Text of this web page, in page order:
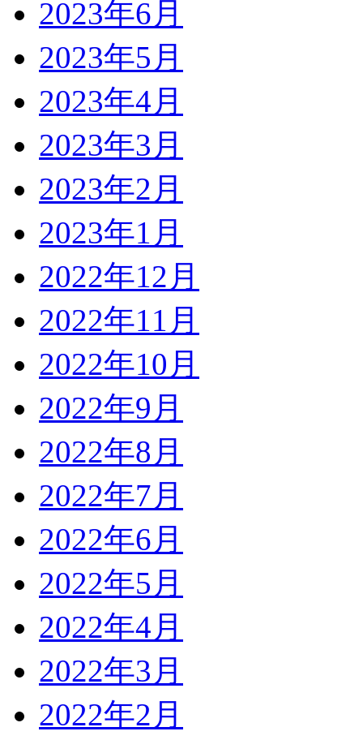
2023年6月
2023年5月
2023年4月
2023年3月
2023年2月
2023年1月
2022年12月
2022年11月
2022年10月
2022年9月
2022年8月
2022年7月
2022年6月
2022年5月
2022年4月
2022年3月
2022年2月